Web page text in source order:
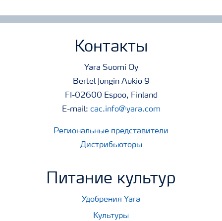
Контакты
Yara Suomi Oy
Bertel Jungin Aukio 9
FI-02600 Espoo, Finland
E-mail: cac.info@yara.com
Региональные представители
Дистрибьюторы
Питание культур
Удобрения Yara
Культуры